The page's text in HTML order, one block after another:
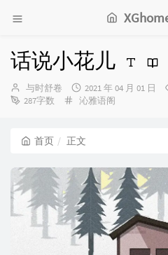
话说小花儿
博
主：
与时舒卷
发
布
2021 年 04 月 01 日
287字数
分
沁雅语阁
首页 正文